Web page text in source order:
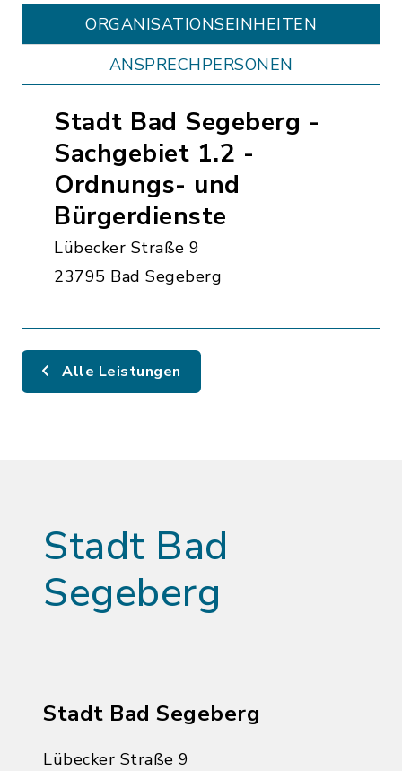
ORGANISATIONS­EINHEITEN
ANSPRECHPERSONEN
Stadt Bad Segeberg -
Sachgebiet 1.2 -
Ordnungs- und
Bürgerdienste
Lübecker Straße 9
23795 Bad Segeberg
Alle Leistungen
Stadt Bad
Segeberg
Stadt Bad Segeberg
Lübecker Straße 9